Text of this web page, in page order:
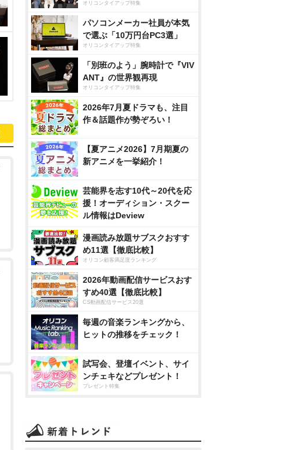
オリコンタイアップ特集
パソコンメーカー社員が本気
で選ぶ「10万円台PC3選」
オリコンタイアップ特集
「別班のよう」腕時計で『VIV
ANT』の世界観再現
オリコンタイアップ特集
2026年7月夏ドラマも、注目
作＆話題作が勢ぞろい！
【夏アニメ2026】7月期夏の
新アニメを一挙紹介！
芸能界を志す10代～20代を応
援！オーディション・スクー
ル情報はDeview
漫画読み放題サブスクおすす
め11選【徹底比較】
オリコン顧客満足度ランキング
2026年動画配信サービスおす
すめ40選【徹底比較】
CS動画配信サービス20選
毎週の音楽ランキングから、
ヒットの推移をチェック！
試写会、登壇イベント、サイ
ンチェキなどプレゼント！
プレゼント特集